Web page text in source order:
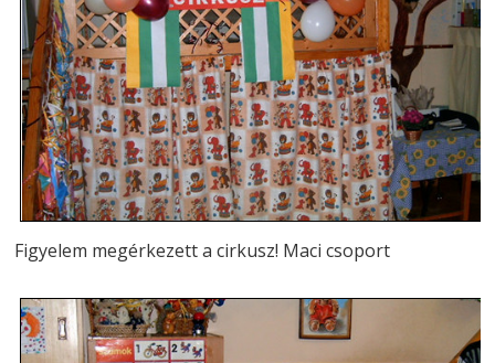
Figyelem megérkezett a cirkusz! Maci csoport